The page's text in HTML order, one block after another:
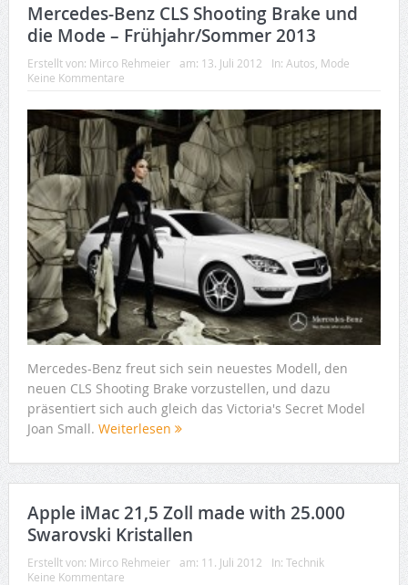
Mercedes-Benz CLS Shooting Brake und
die Mode – Frühjahr/Sommer 2013
Erstellt von: Mirco Rehmeier am: 13. Juli 2012 In: Autos Mode
Keine Kommentare
Mercedes-Benz freut sich sein neuestes Modell, den
neuen CLS Shooting Brake vorzustellen, und dazu
präsentiert sich auch gleich das Victoria's Secret Model
Joan Small. Weiterlesen
Apple iMac 21,5 Zoll made with 25.000
Swarovski Kristallen
Erstellt von: Mirco Rehmeier am: 11. Juli 2012 In: Technik
Keine Kommentare